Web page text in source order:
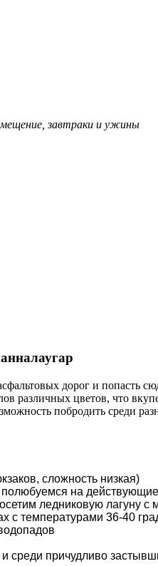
завтраки и ужины
дорог и попасть
различных цветов, что
побродить среди
сложность низкая)
на
ледниковую лагуну с
с температурами 36-40
среди причудливо